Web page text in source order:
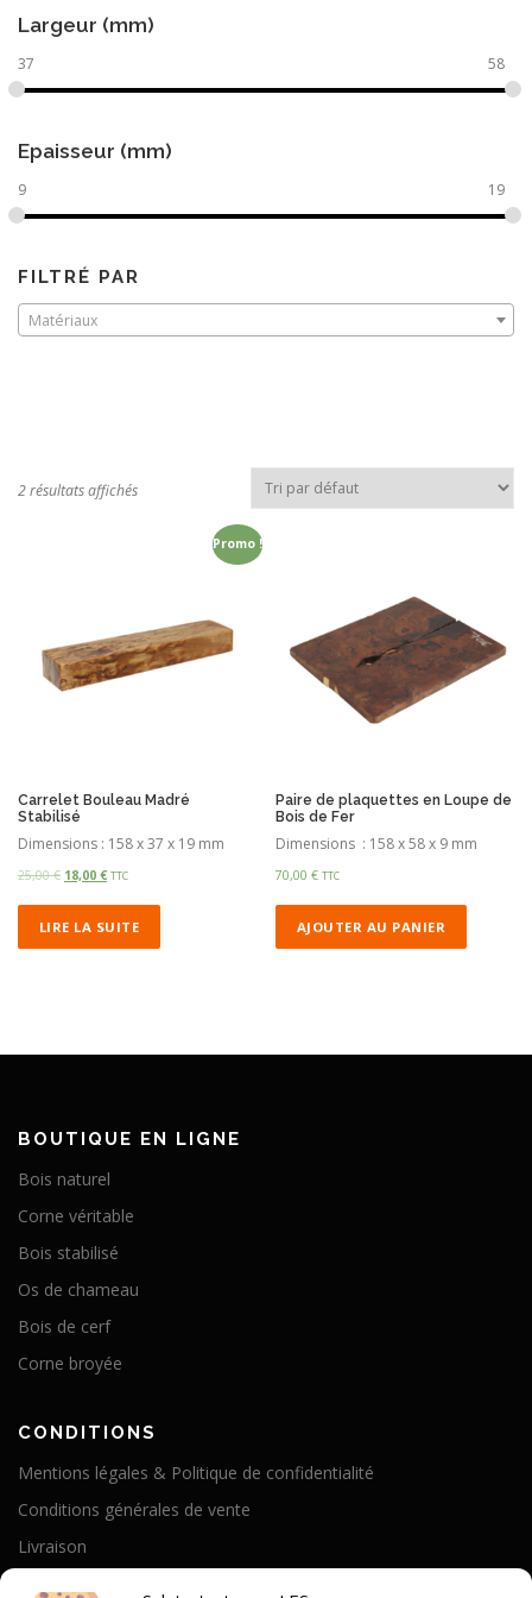
Largeur (mm)
37 58
Epaisseur (mm)
9 19
FILTRÉ PAR
Matériaux
2 résultats affichés
Promo !
Carrelet Bouleau Madré
Stabilisé
Dimensions : 158 x 37 x 19 mm
25,00€ 18,00 € TTC
LIRE LA SUITE
Paire de plaquettes en Loupe de
Bois de Fer
Dimensions : 158 x 58 x 9 mm
70,00€ TTC
AJOUTER AU PANIER
BOUTIQUE EN LIGNE
Bois naturel
Corne véritable
Bois stabilisé
Os de chameau
Bois de cerf
Corne broyée
CONDITIONS
Mentions légales & Politique de confidentialité
Conditions générales de vente
Livraison